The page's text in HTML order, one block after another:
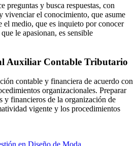
preguntas y busca respuestas, con
vivenciar el conocimiento, que asume
el medio, que es inquieto por conocer
le apasionan, es sensible
Auxiliar Contable Tributario
contable y financiera de acuerdo con
organizacionales. Preparar
y financieros de la organización de
vigente y los procedimientos